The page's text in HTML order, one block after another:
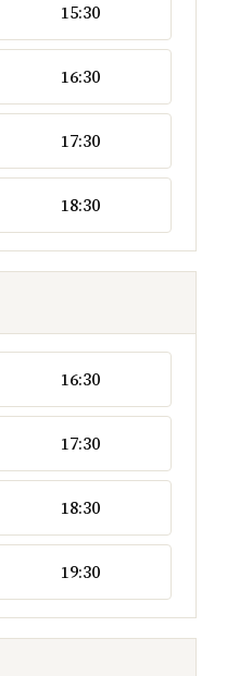
15:30
16:30
17:30
18:30
16:30
17:30
18:30
19:30